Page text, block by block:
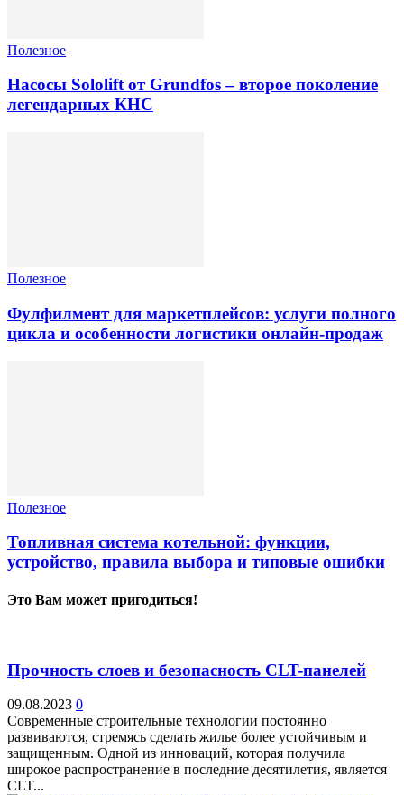
Полезное
Насосы Sololift от Grundfos – второе поколение
легендарных КНС
Полезное
Фулфилмент для маркетплейсов: услуги полного
цикла и особенности логистики онлайн-продаж
Полезное
Топливная система котельной: функции,
устройство, правила выбора и типовые ошибки
Это Вам может пригодиться!
Прочность слоев и безопасность CLT-панелей
09.08.2023 0
Современные строительные технологии постоянно
развиваются, стремясь сделать жилье более устойчивым и
защищенным. Одной из инноваций, которая получила
широкое распространение в последние десятилетия, является
CLT...